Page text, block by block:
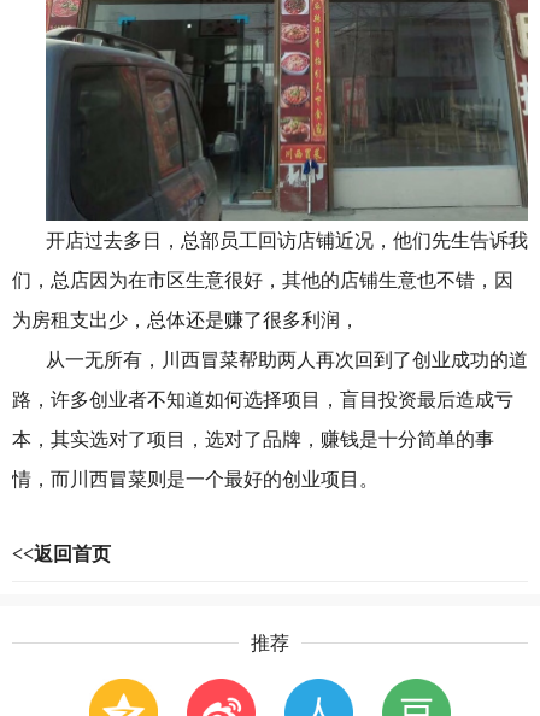
开店过去多日，总部员工回访店铺近况，他们先生告诉我
们，总店因为在市区生意很好，其他的店铺生意也不错，因
为房租支出少，总体还是赚了很多利润，
从一无所有，川西冒菜帮助两人再次回到了创业成功的道
路，许多创业者不知道如何选择项目，盲目投资最后造成亏
本，其实选对了项目，选对了品牌，赚钱是十分简单的事
情，而川西冒菜则是一个最好的创业项目。
<<返回首页
推荐